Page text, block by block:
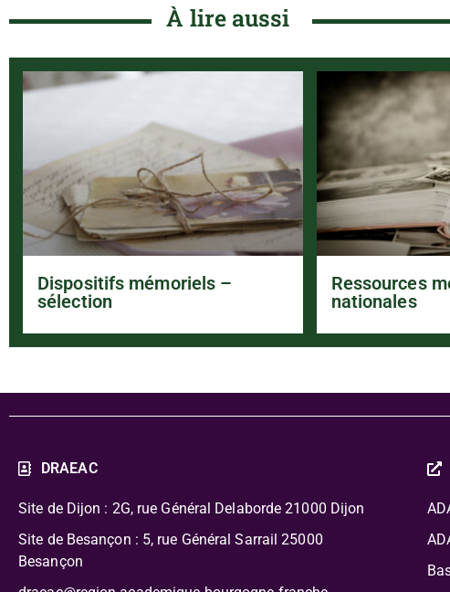
À lire aussi
Dispositifs mémoriels –
sélection
Ressources
nationales
DRAEAC
Site de Dijon : 2G, rue Général Delaborde 21000 Dijon
Site de Besançon : 5, rue Général Sarrail 25000
Besançon